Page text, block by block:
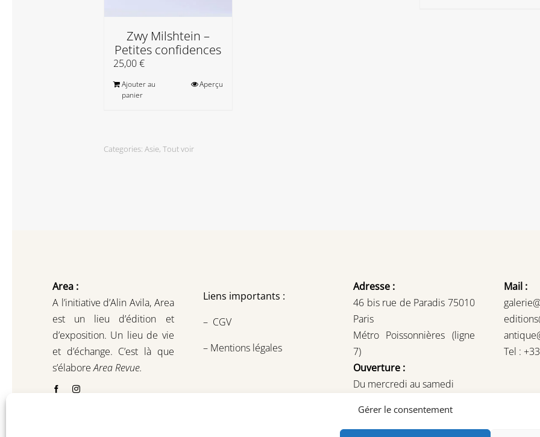
Gérer le consentement
Zwy Milshtein –
Petites confidences
25,00€
Ajouter au
panier
Aperçu
Categories: Asie, Tout voir
Area :
A l’initiative d’Alin Avila, Area
est un lieu d’édition et
d’exposition. Un lieu de vie
et d’échange. C’est là que
s’élaboreArea Revue.
Liens importants :
– CGV
–Mentions légales
Adresse :
46 bis rue de Paradis 75010
Paris
Métro Poissonnières (ligne
7)
Ouverture :
Du mercredi au samedi
ou sur rendez-vous
Mail :
Tel :